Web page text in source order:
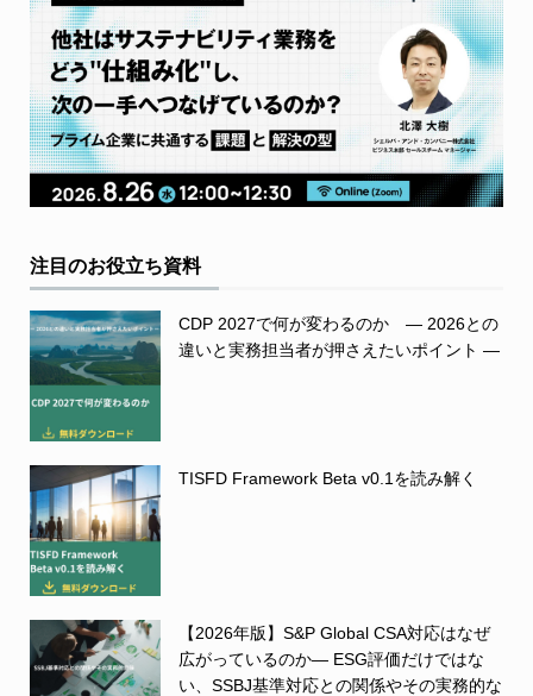
注目のお役立ち資料
CDP 2027で何が変わるのか ― 2026との
違いと実務担当者が押さえたいポイント ―
TISFD Framework Beta v0.1を読み解く
【2026年版】S&P Global CSA対応はなぜ
広がっているのか― ESG評価だけではな
い、SSBJ基準対応との関係やその実務的な